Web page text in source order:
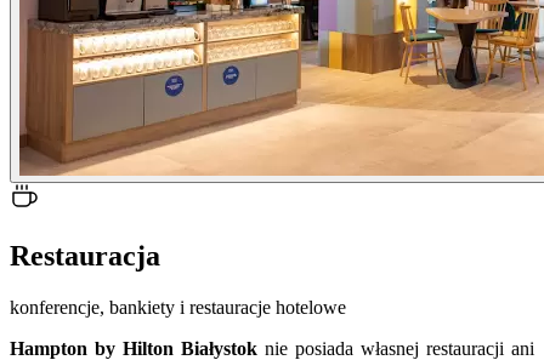
Restauracja
konferencje, bankiety i restauracje hotelowe
Hampton by Hilton Białystok nie posiada własnej restauracji ani